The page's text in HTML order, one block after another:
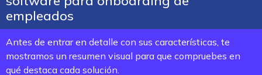
empleados
Antes de entrar en detalle con sus características, te
mostramos un resumen visual para que compruebes en
qué destaca cada solución.